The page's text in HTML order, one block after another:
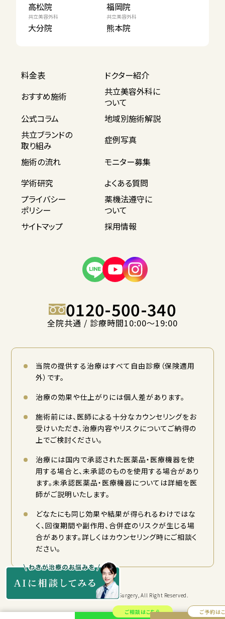
ご相談はこちら ご予約は
高松院 福岡院
共立美容外科
大分院
共立美容外科
熊本院
料金表
ドクター紹介
おすすめ施術
共立美容外科に
ついて
公式コラム
地域別施術解説
共立ブランドの
取り組み
症例写真
施術の流れ
モニター募集
学術研究
よくある質問
プライバシー
ポリシー
薬機法遵守に
ついて
サイトマップ
採用情報
0120-500-340
全院共通 / 診療時間10:00〜19:00
当院の提供する治療はすべて自由診療（保険適用
外）です。
治療の効果や仕上がりには個人差があります。
施術前には、医師による十分なカウンセリングをお
受けいただき、治療内容やリスクについてご納得の
上でご検討ください。
治療には国内で承認された医薬品・医療機器を使
用する場合と、未承認のものを使用する場合があり
ます。未承認医薬品・医療機器については詳細を医
師がご説明いたします。
どなたにも同じ効果や結果が得られるわけではな
く、回復期間や副作用、合併症のリスクが生じる場
合があります。詳しくはカウンセリング時にご相談く
ださい。
Copyright © KYORITSU Cosmetic Surgery, All Right Reserved.